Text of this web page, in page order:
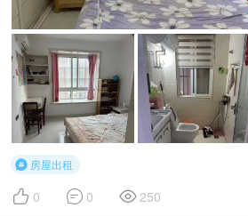
 房屋出租
 0  0  250